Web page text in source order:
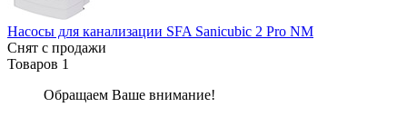
Насосы для канализации SFA Sanicubic 2 Pro NM
Снят с продажи
Товаров 1
Обращаем Ваше внимание!